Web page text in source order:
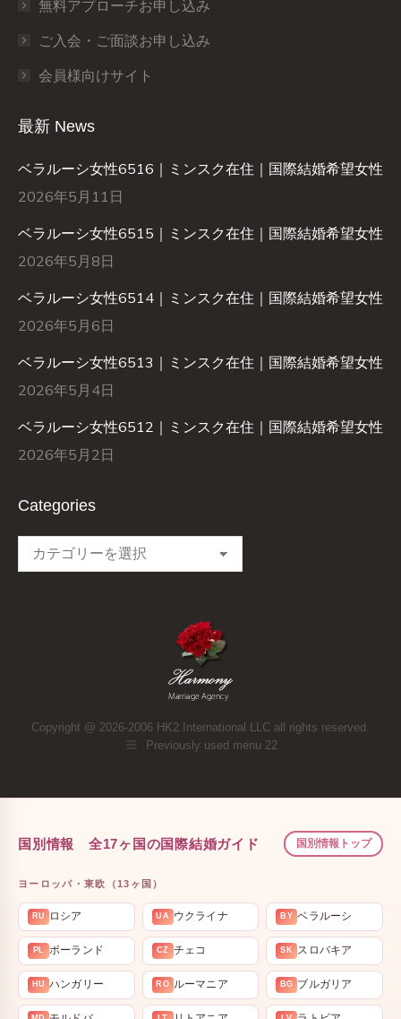
無料アプローチお申し込み
ご入会・ご面談お申し込み
会員様向けサイト
最新 News
ベラルーシ女性6516｜ミンスク在住｜国際結婚希望女性
2026年5月11日
ベラルーシ女性6515｜ミンスク在住｜国際結婚希望女性
2026年5月8日
ベラルーシ女性6514｜ミンスク在住｜国際結婚希望女性
2026年5月6日
ベラルーシ女性6513｜ミンスク在住｜国際結婚希望女性
2026年5月4日
ベラルーシ女性6512｜ミンスク在住｜国際結婚希望女性
2026年5月2日
Categories
Categories
Copyright @ 2026-2006 HK2 International LLC all rights reserved.
Previously used menu 22
国別情報 全17ヶ国の国際結婚ガイド 国別情報トップ
ヨーロッパ・東欧（13ヶ国）
RU ロシア UA ウクライナ BY ベラルーシ
PL ポーランド CZ チェコ SK スロバキア
HU ハンガリー RO ルーマニア BG ブルガリア